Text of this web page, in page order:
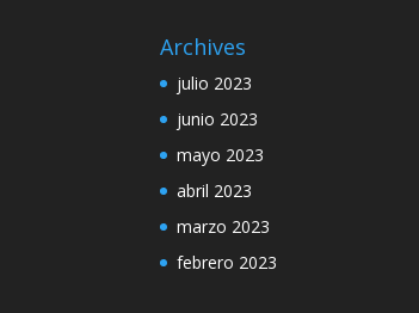
Archives
julio 2023
junio 2023
mayo 2023
abril 2023
marzo 2023
febrero 2023